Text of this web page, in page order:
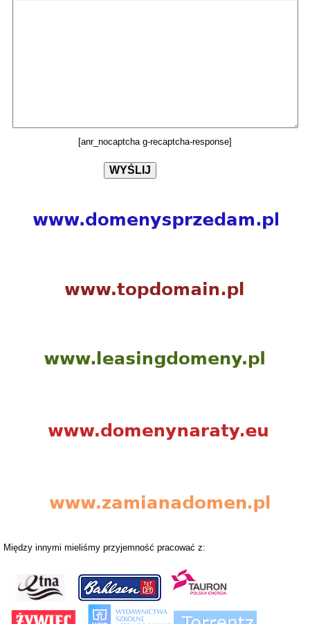
[anr_nocaptcha g-recaptcha-response]
Między innymi mieliśmy przyjemność pracować z: